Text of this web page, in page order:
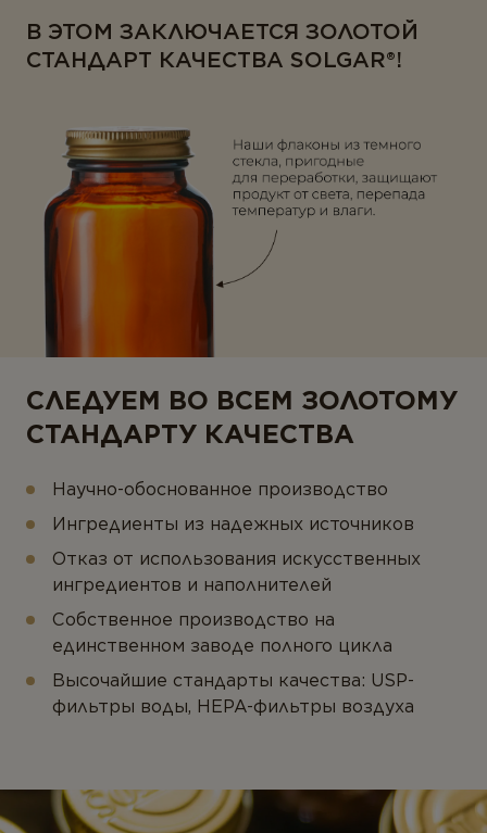
В ЭТОМ ЗАКЛЮЧАЕТСЯ ЗОЛОТОЙ
СТАНДАРТ КАЧЕСТВА SOLGAR®!
СЛЕДУЕМ ВО ВСЕМ ЗОЛОТОМУ
СТАНДАРТУ КАЧЕСТВА
Научно-обоснованное производство
Ингредиенты из надежных источников
Отказ от использования искусственных
ингредиентов и наполнителей
Собственное производство на
единственном заводе полного цикла
Высочайшие стандарты качества: USP-
фильтры воды, HEPA-фильтры воздуха